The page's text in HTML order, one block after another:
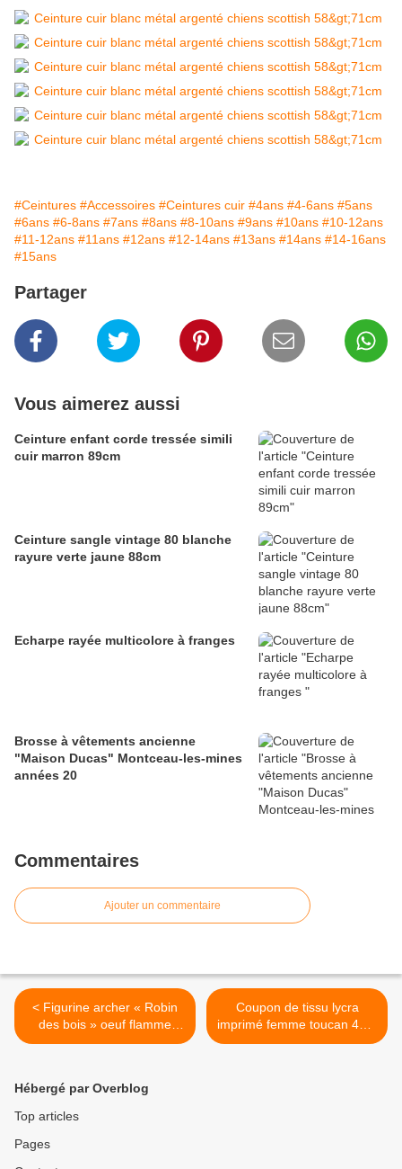
#Ceintures #Accessoires #Ceintures cuir #4ans #4-6ans #5ans
#6ans #6-8ans #7ans #8ans #8-10ans #9ans #10ans #10-12ans
#11-12ans #11ans #12ans #12-14ans #13ans #14ans #14-16ans
#15ans
Partager
Vous aimerez aussi
Ceinture enfant corde tressée simili
cuir marron 89cm
Ceinture sangle vintage 80 blanche
rayure verte jaune 88cm
Echarpe rayée multicolore à franges
Brosse à vêtements ancienne
"Maison Ducas" Montceau-les-mines
années 20
Commentaires
Ajouter un commentaire
< Figurine archer « Robin
des bois » oeuf flamme
Playmobil© 2023 neuf
Coupon de tissu lycra
imprimé femme toucan 49,5
X 38,5 cm >
Hébergé par Overblog
Top articles
Pages